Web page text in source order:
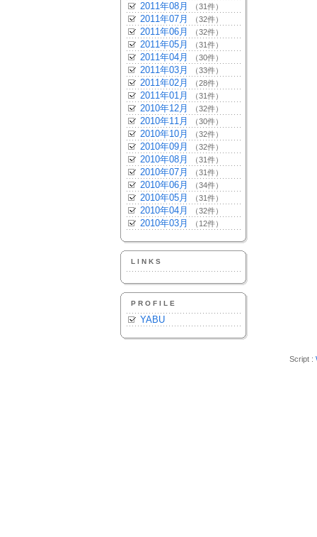
2011年08月 （31件）
2011年07月 （32件）
2011年06月 （32件）
2011年05月 （31件）
2011年04月 （30件）
2011年03月 （33件）
2011年02月 （28件）
2011年01月 （31件）
2010年12月 （32件）
2010年11月 （30件）
2010年10月 （32件）
2010年09月 （32件）
2010年08月 （31件）
2010年07月 （31件）
2010年06月 （34件）
2010年05月 （31件）
2010年04月 （32件）
2010年03月 （12件）
LINKS
PROFILE
YABU
Script :